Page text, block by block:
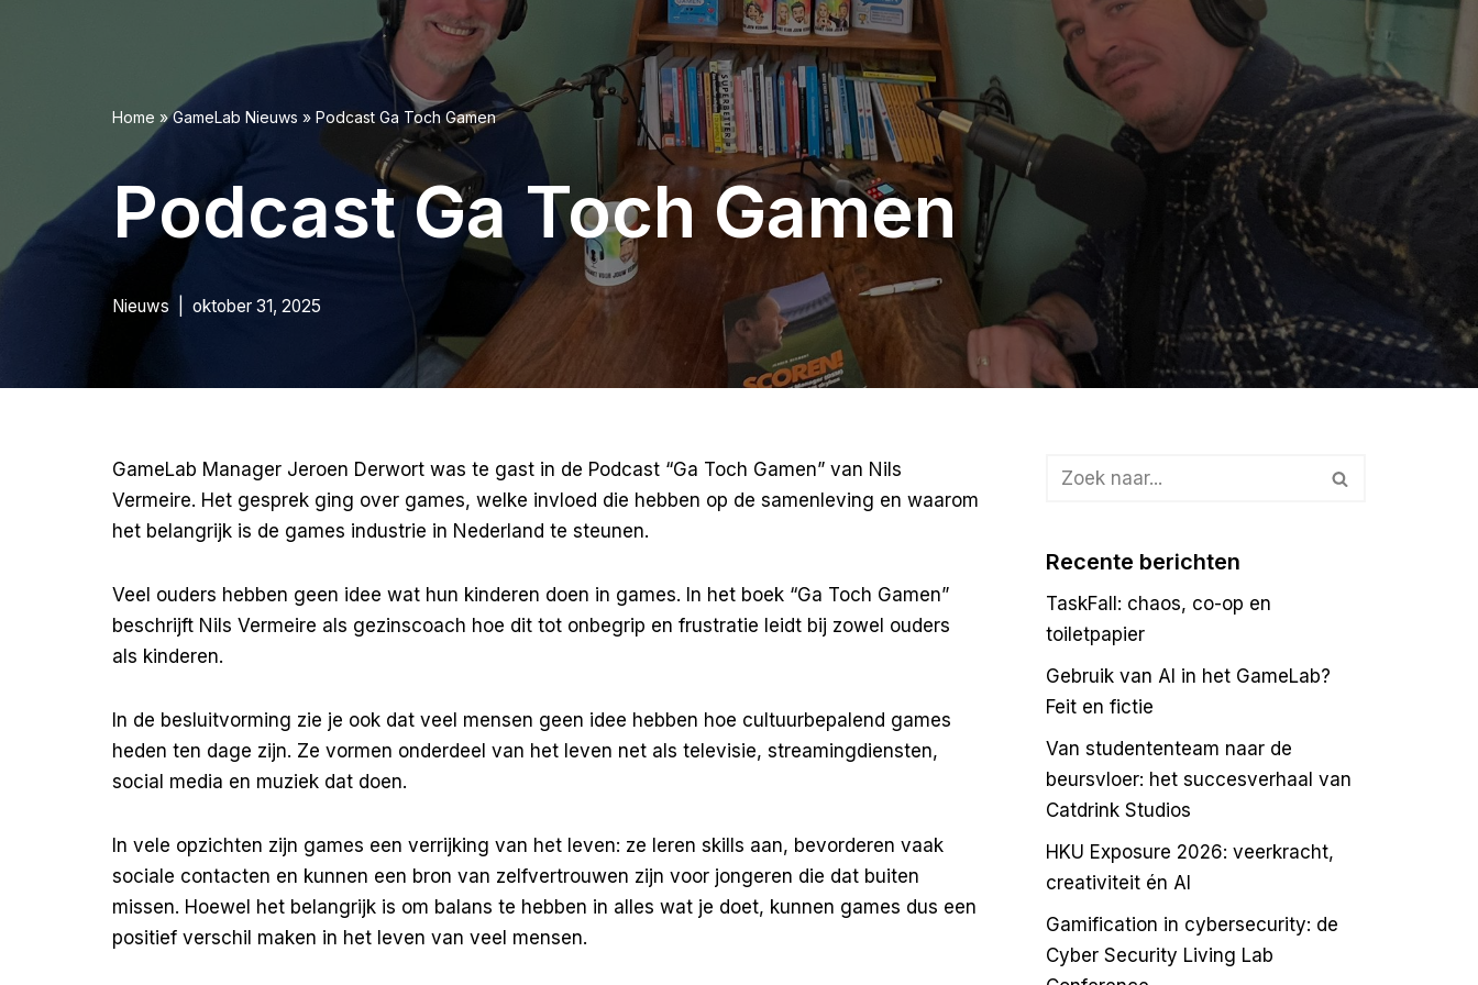
Home »GameLab Nieuws » Podcast Ga Toch Gamen
Podcast Ga Toch Gamen
Nieuws oktober 31, 2025
GameLab Manager Jeroen Derwort was te gast in de Podcast “Ga Toch Gamen” van Nils
Vermeire. Het gesprek ging over games, welke invloed die hebben op de samenleving en waarom
het belangrijk is de games industrie in Nederland te steunen.
Veel ouders hebben geen idee wat hun kinderen doen in games. In het boek “Ga Toch Gamen”
beschrijft Nils Vermeire als gezinscoach hoe dit tot onbegrip en frustratie leidt bij zowel ouders
als kinderen.
In de besluitvorming zie je ook dat veel mensen geen idee hebben hoe cultuurbepalend games
heden ten dage zijn. Ze vormen onderdeel van het leven net als televisie, streamingdiensten,
social media en muziek dat doen.
In vele opzichten zijn games een verrijking van het leven: ze leren skills aan, bevorderen vaak
sociale contacten en kunnen een bron van zelfvertrouwen zijn voor jongeren die dat buiten
missen. Hoewel het belangrijk is om balans te hebben in alles wat je doet, kunnen games dus een
positief verschil maken in het leven van veel mensen.
Recente berichten
TaskFall: chaos, co-op en
toiletpapier
Gebruik van AI in het GameLab?
Feit en fictie
Van studententeam naar de
beursvloer: het succesverhaal van
Catdrink Studios
HKU Exposure 2026: veerkracht,
creativiteit én AI
Gamification in cybersecurity: de
Cyber Security Living Lab